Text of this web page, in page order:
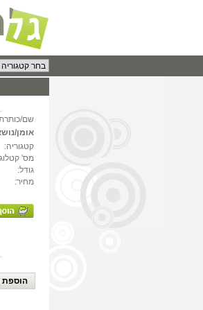
שם/
אומן/
קטגוריה:
מס'
גודל:
מחיר: